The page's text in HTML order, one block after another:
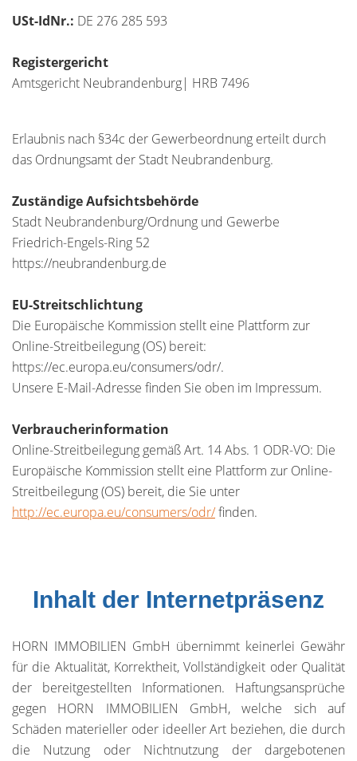
USt-IdNr.: DE 276 285 593
Registergericht
Amtsgericht Neubrandenburg| HRB 7496
Erlaubnis nach §34c der Gewerbeordnung erteilt durch
das Ordnungsamt der Stadt Neubrandenburg.
Zuständige Aufsichtsbehörde
Stadt Neubrandenburg/Ordnung und Gewerbe
Friedrich-Engels-Ring 52
https://neubrandenburg.de
EU-Streitschlichtung
Die Europäische Kommission stellt eine Plattform zur
Online-Streitbeilegung (OS) bereit:
https://ec.europa.eu/consumers/odr/.
Unsere E-Mail-Adresse finden Sie oben im Impressum.
Verbraucherinformation
Online-Streitbeilegung gemäß Art. 14 Abs. 1 ODR-VO: Die
Europäische Kommission stellt eine Plattform zur Online-
Streitbeilegung (OS) bereit, die Sie unter
http://ec.europa.eu/consumers/odr/finden.
Inhalt der Internetpräsenz
HORN IMMOBILIEN GmbH übernimmt keinerlei Gewähr
für die Aktualität, Korrektheit, Vollständigkeit oder Qualität
der bereitgestellten Informationen. Haftungsansprüche
gegen HORN IMMOBILIEN GmbH, welche sich auf
Schäden materieller oder ideeller Art beziehen, die durch
die Nutzung oder Nichtnutzung der dargebotenen